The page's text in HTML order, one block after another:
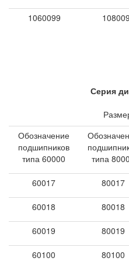
1060099
Серия
Обозначение
подшипников
типа 60000
типа
60017 80017
60018 80018
60019 80019
60100 80100